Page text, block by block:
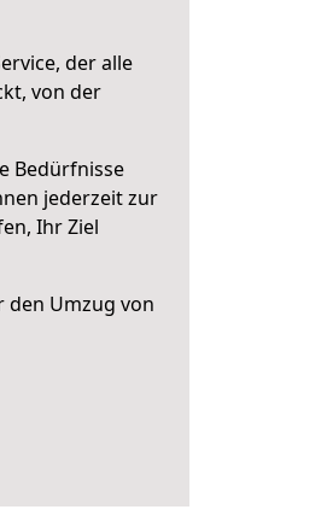
der alle
von der
Bedürfnisse
jederzeit zur
Ihr Ziel
den Umzug von